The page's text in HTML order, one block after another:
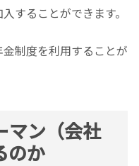
することができます。
制度を利用することが
マン（会社
のか